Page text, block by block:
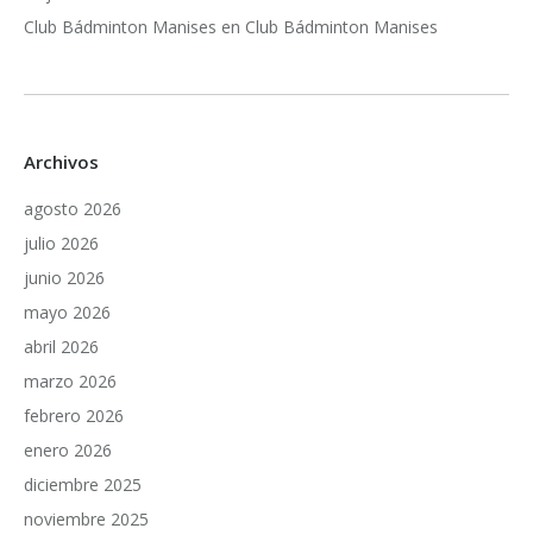
Club Bádminton Manises en Club Bádminton Manises
Archivos
agosto 2026
julio 2026
junio 2026
mayo 2026
abril 2026
marzo 2026
febrero 2026
enero 2026
diciembre 2025
noviembre 2025